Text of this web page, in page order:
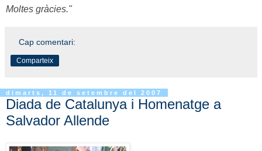
Moltes gràcies."
Cap comentari:
Comparteix
dimarts, 11 de setembre del 2007
Diada de Catalunya i Homenatge a
Salvador Allende